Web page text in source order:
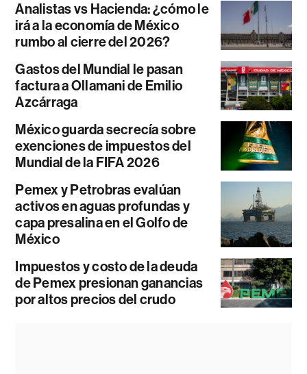
Analistas vs Hacienda: ¿cómo le
irá a la economía de México
rumbo al cierre del 2026?
Gastos del Mundial le pasan
factura a Ollamani de Emilio
Azcárraga
México guarda secrecía sobre
exenciones de impuestos del
Mundial de la FIFA 2026
Pemex y Petrobras evalúan
activos en aguas profundas y
capa presalina en el Golfo de
México
Impuestos y costo de la deuda
de Pemex presionan ganancias
por altos precios del crudo